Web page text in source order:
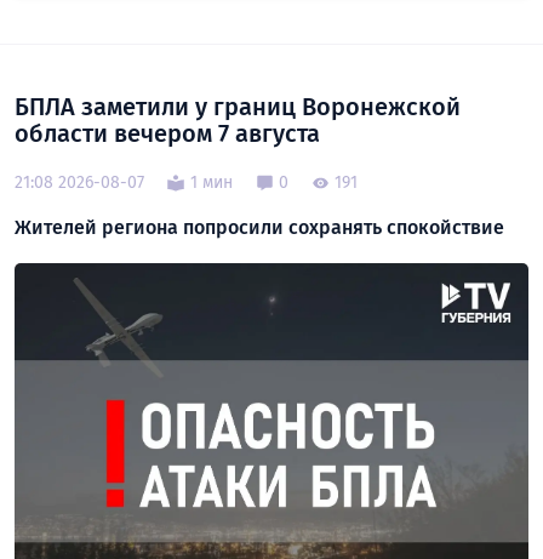
БПЛА заметили у границ Воронежской
области вечером 7 августа
21:08 2026-08-07 1 мин 0 191
Жителей региона попросили сохранять спокойствие